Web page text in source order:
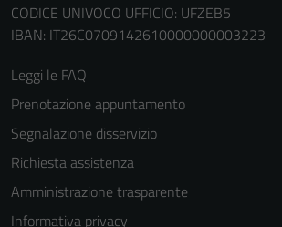
CODICE UNIVOCO UFFICIO: UFZEB5
IBAN: IT26C0709142610000000003223
Leggi le FAQ
Prenotazione appuntamento
Segnalazione disservizio
Richiesta assistenza
Amministrazione trasparente
Informativa privacy
non